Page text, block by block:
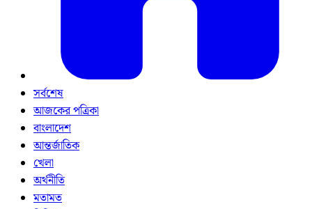
সর্বশেষ
আজকের পত্রিকা
বাংলাদেশ
আন্তর্জাতিক
খেলা
অর্থনীতি
মতামত